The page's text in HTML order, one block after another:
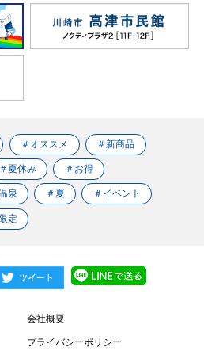
＃オススメ ＃新商品
＃夏休み ＃お得
泉 ＃夏 ＃イベント
定
会社概要
プライバシーポリシー